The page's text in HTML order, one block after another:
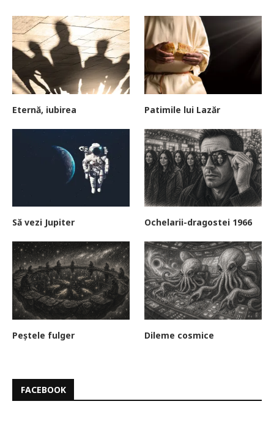
Eternă, iubirea Patimile lui Lazăr
Să vezi Jupiter Ochelarii-dragostei 1966
Peștele fulger Dileme cosmice
FACEBOOK